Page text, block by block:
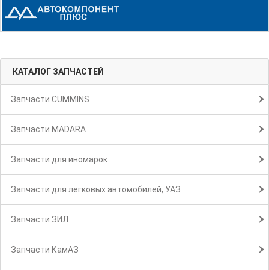
КАТАЛОГ ЗАПЧАСТЕЙ
Запчасти CUMMINS
Запчасти MADARA
Запчасти для иномарок
Запчасти для легковых автомобилей, УАЗ
Запчасти ЗИЛ
Запчасти КамАЗ